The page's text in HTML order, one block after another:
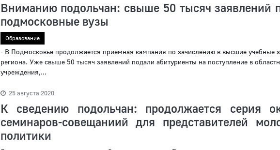
Вниманию подольчан: свыше 50 тысяч заявлений
подмосковные вузы
Образование
- В Подмосковье продолжается приемная кампания по зачислению в высшие учебные
региона. Уже свыше 50 тысяч заявлений подали абитуриенты на поступление в
учреждения,...
25 августа 2020
К сведению подольчан: продолжается серия
семинаров-совещаниий для представителей
политики